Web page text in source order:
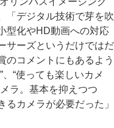
「デジタル技術で芽を吹
型化やHD動画への対応
サーズというだけではだ
のコメントにもあるよう
“使っても楽しいカメ
ラ。基本を抑えつつ
るカメラが必要だった」